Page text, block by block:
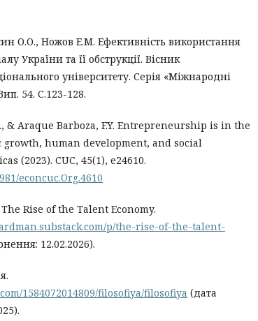
О.О., Ножов Е.М. Ефективність використання
України та її обструкції. Вісник
університету. Серія «Міжнародні
54. С.123-128.
& Araque Barboza, F.Y. Entrepreneurship is in the
growth, human development, and social
(2023). CUC, 45(1), e24610.
econcuc.Org.4610
Rise of the Talent Economy.
p/the-rise-of-the-talent-
12.02.2026).
1584072014809/filosofiya/filosofiya (дата